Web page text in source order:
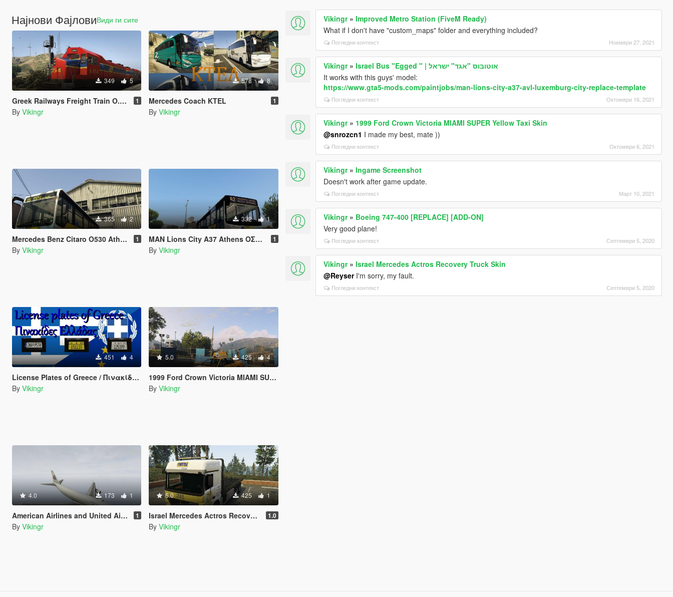
Најнови ФајловиВиди ги сите
349 5
Greek Railways Freight Train Ο.Σ.Ε. 1
By Vikingr
578 8
Mercedes Coach KTEL 1
By Vikingr
365 2
Mercedes Benz Citaro O530 Athens ΟΣΥ + Airport Express 1
By Vikingr
332 1
MAN Lions City A37 Athens ΟΣΥ Α.Ε. 1
By Vikingr
451 4
License Plates of Greece / Πινακίδες Ελλάδας
By Vikingr
5.0 425 4
1999 Ford Crown Victoria MIAMI SUPER Yellow Taxi Skin
By Vikingr
4.0 173 1
American Airlines and United Airlines texture for Boeing 747-100 1
By Vikingr
5.0 425 1
Israel Mercedes Actros Recovery Truck Skin 1.0
By Vikingr
Vikingr»Improved Metro Station (FiveM Ready)
What if I don't have "custom_maps" folder and everything included?
Погледни контекст Ноември 27, 2021
Vikingr»
Israel Bus "Egged " | אוטובוס "אגד" ישראל
It works with this guys' model:
https://www.gta5-mods.com/paintjobs/man-lions-city-a37-avl-luxemburg-city-replace-template
Погледни контекст Октомври 16, 2021
Vikingr» 1999 Ford Crown Victoria MIAMI SUPER Yellow Taxi Skin
@snrozcn1 I made my best, mate ))
Погледни контекст Октомври 6, 2021
Vikingr»Ingame Screenshot
Doesn't work after game update.
Погледни контекст Март 10, 2021
Vikingr» Boeing 747-400 [REPLACE] [ADD-ON]
Very good plane!
Погледни контекст Септември 5, 2020
Vikingr»Israel Mercedes Actros Recovery Truck Skin
@ReyserI'm sorry, my fault.
Погледни контекст Септември 5, 2020